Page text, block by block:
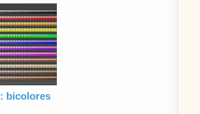
: bicolores